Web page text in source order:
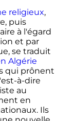
religieux,
puis
à l'égard
et par
se traduit
Algérie
qui prônent
à-dire
au
en
Ils